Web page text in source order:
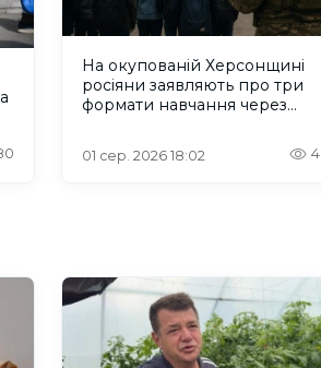
На окупованій Херсонщині
росіяни заявляють про три
формати навчання через
01 сер. 2026 18:02